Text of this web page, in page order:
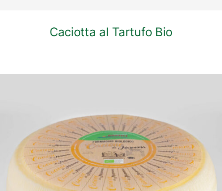
Caciotta al Tartufo Bio
DETTAGLI